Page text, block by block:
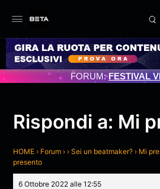
PROGRAMMATO 3/07/2025
FORUM:FESTIVAL
Rispondi a: Mi
HOME › Forum › › Sei un beatmaker? › Mi
presento
6 Ottobre 2022 alle 12:55